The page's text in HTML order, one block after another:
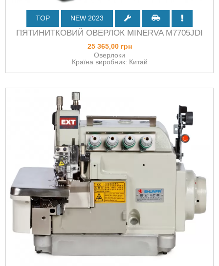
TOP NEW 2023
ПЯТИНИТКОВИЙ ОВЕРЛОК MINERVA M7705JDI
25 365,00 грн
Оверлоки
Країна виробник: Китай